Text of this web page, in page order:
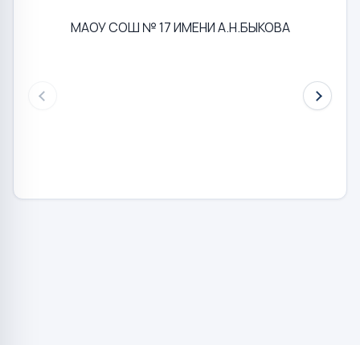
МАОУ СОШ № 17 ИМЕНИ А.Н.БЫКОВА